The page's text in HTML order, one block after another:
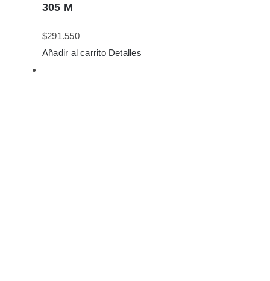
305 M
$291.550
Añadir al carrito Detalles